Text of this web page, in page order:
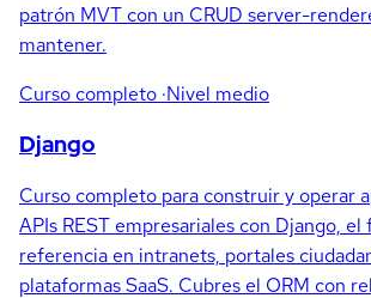
patrón MVT con un CRUD server-
mantener.
Curso completo ·Nivel medio
Django
Curso completo para construir y operar
APIs REST empresariales con Django,
referencia en intranets, portales
plataformas SaaS. Cubres el ORM con